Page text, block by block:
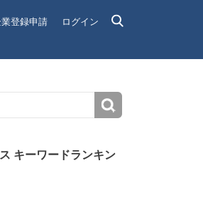
登録申請 ログイン
キーワードランキン